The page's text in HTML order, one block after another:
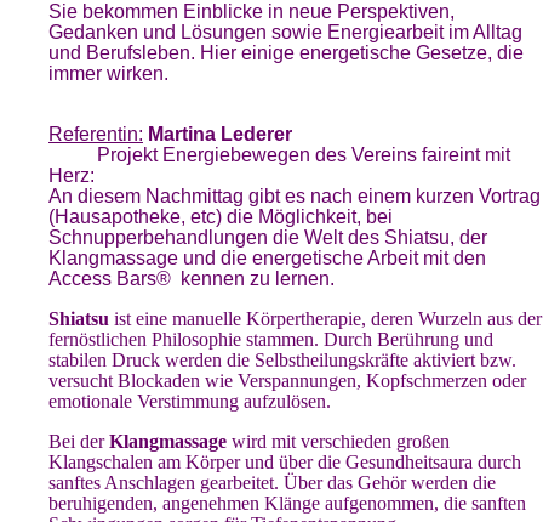
Sie bekommen Einblicke in neue Perspektiven,
Gedanken und Lösungen sowie Energiearbeit im Alltag
und Berufsleben. Hier einige energetische Gesetze, die
immer wirken.
Referentin: Martina Lederer
Projekt Energiebewegen des Vereins faireint mit
Herz:
An diesem Nachmittag gibt es nach einem kurzen Vortrag
(Hausapotheke, etc) die Möglichkeit, bei
Schnupperbehandlungen die Welt des Shiatsu, der
Klangmassage und die energetische Arbeit mit den
Access Bars® kennen zu lernen.
Shiatsu ist eine manuelle Körpertherapie, deren Wurzeln aus der
fernöstlichen Philosophie stammen. Durch Berührung und
stabilen Druck werden die Selbstheilungskräfte aktiviert bzw.
versucht Blockaden wie Verspannungen, Kopfschmerzen oder
emotionale Verstimmung aufzulösen.
Bei derKlangmassage wird mit verschieden großen
Klangschalen am Körper und über die Gesundheitsaura durch
sanftes Anschlagen gearbeitet. Über das Gehör werden die
beruhigenden, angenehmen Klänge aufgenommen, die sanften